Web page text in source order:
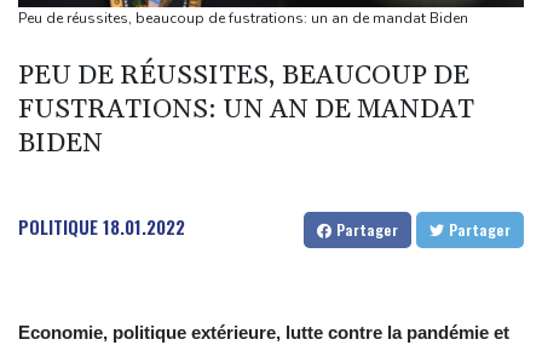
morts
Euro d'athlétisme: Duplantis, Werro, Jacobs, les stars à suivre à
Birmingham
Violences sexuelles sur mineurs: un courrier de Darmanin pointe
les défaillances des enquêtes
comme ministre de la Justice
Peu de réussites, beaucoup de fustrations: un an de mandat Biden
PEU DE RÉUSSITES, BEAUCOUP DE
FUSTRATIONS: UN AN DE MANDAT
BIDEN
POLITIQUE18.01.2022 Partager Partager
Economie, politique extérieure, lutte contre la pandémie et